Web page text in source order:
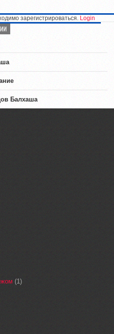
зарегистрироваться. Login
Балхаша
(1)